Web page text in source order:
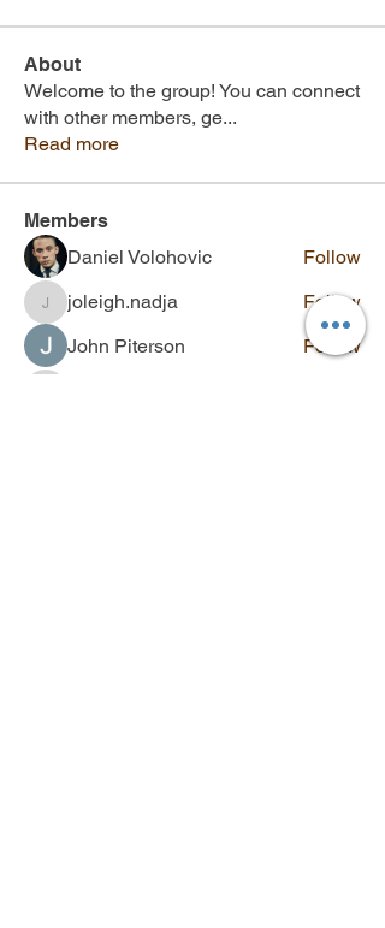
About
Welcome to the group! You can connect
with other members, ge...
Read more
Members
Daniel Volohovic
Follow
joleigh.nadja
joleigh.nadja
Follow
John Piterson
Follow